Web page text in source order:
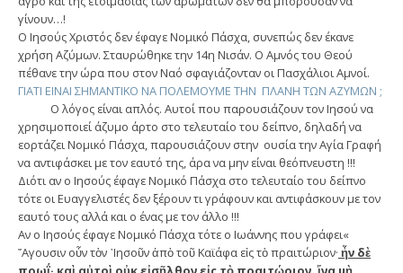
γίνουν…!
Ο Ιησούς Χριστός δεν έφαγε Νομικό Πάσχα, συνεπώς δεν έκανε
χρήση Αζύμων. Σταυρώθηκε την 14η Νισάν. Ο Αμνός του Θεού
πέθανε την ώρα που στον Ναό σφαγιάζονταν οι Πασχάλιοι Αμνοί.
ΓΙΑΤΙ ΕΙΝΑΙ ΣΗΜΑΝΤΙΚΟ ΝΑ ΠΟΛΕΜΟΥΜΕ ΤΗΝ ΠΛΑΝΗ ΤΩΝ ΑΖΥΜΩΝ ;
Ο λόγος είναι απλός. Αυτοί που παρουσιάζουν τον Ιησού να
χρησιμοποιεί άζυμο άρτο στο τελευταίο του δείπνο, δηλαδή να
εορτάζει Νομικό Πάσχα, παρουσιάζουν στην ουσία την Αγία Γραφή
να αντιφάσκει με τον εαυτό της, άρα να μην είναι θεόπνευστη !!!
Διότι αν ο Ιησούς έφαγε Νομικό Πάσχα στο τελευταίο του δείπνο
τότε οι Ευαγγελιστές δεν ξέρουν τι γράφουν και αντιφάσκουν με τον
εαυτό τους αλλά και ο ένας με τον άλλο !!!
Αν ο Ιησούς έφαγε Νομικό Πάσχα τότε ο Ιωάννης που γράφει«
῎Αγουσιν οὖν τὸν ᾿Ιησοῦν ἀπὸ τοῦ Καϊάφα εἰς τὸ πραιτώριον· ἦν δὲ